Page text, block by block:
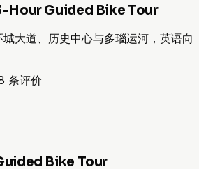
Hour Guided Bike Tour
大道、历史中心与多瑙运河，英语向
条评价
Bike Tour